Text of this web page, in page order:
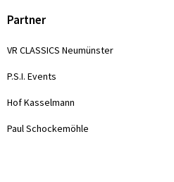
Partner
VR CLASSICS Neumünster
P.S.I. Events
Hof Kasselmann
Paul Schockemöhle